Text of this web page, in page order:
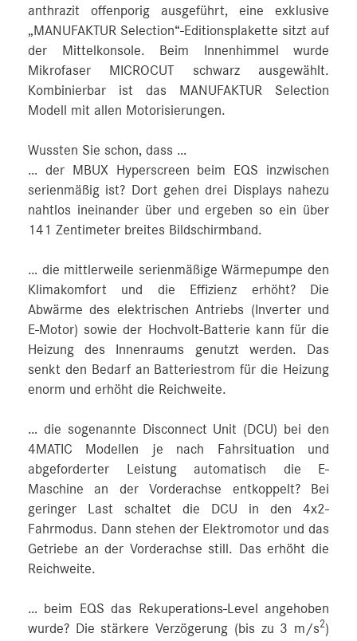
anthrazit offenporig ausgeführt, eine exklusive
„MANUFAKTUR Selection“-Editionsplakette sitzt auf
der Mittelkonsole. Beim Innenhimmel wurde
Mikrofaser MICROCUT schwarz ausgewählt.
Kombinierbar ist das MANUFAKTUR Selection
Modell mit allen Motorisierungen.
Wussten Sie schon, dass …
… der MBUX Hyperscreen beim EQS inzwischen
serienmäßig ist? Dort gehen drei Displays nahezu
nahtlos ineinander über und ergeben so ein über
141 Zentimeter breites Bildschirmband.
… die mittlerweile serienmäßige Wärmepumpe den
Klimakomfort und die Effizienz erhöht? Die
Abwärme des elektrischen Antriebs (Inverter und
E‑Motor) sowie der Hochvolt-Batterie kann für die
Heizung des Innenraums genutzt werden. Das
senkt den Bedarf an Batteriestrom für die Heizung
enorm und erhöht die Reichweite.
… die sogenannte Disconnect Unit (DCU) bei den
4MATIC Modellen je nach Fahrsituation und
abgeforderter Leistung automatisch die E-
Maschine an der Vorderachse entkoppelt? Bei
geringer Last schaltet die DCU in den 4x2-
Fahrmodus. Dann stehen der Elektromotor und das
Getriebe an der Vorderachse still. Das erhöht die
Reichweite.
… beim EQS das Rekuperations-Level angehoben
wurde? Die stärkere Verzögerung (bis zu 3 m/s2)